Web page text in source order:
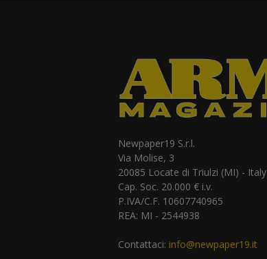
Newpaper19 S.r.l.
Via Molise, 3
20085 Locate di Triulzi (MI) - Italy
Cap. Soc. 20.000 € i.v.
P.IVA/C.F. 10607740965
REA: MI - 2544938
Contattaci: info@newpaper19.it